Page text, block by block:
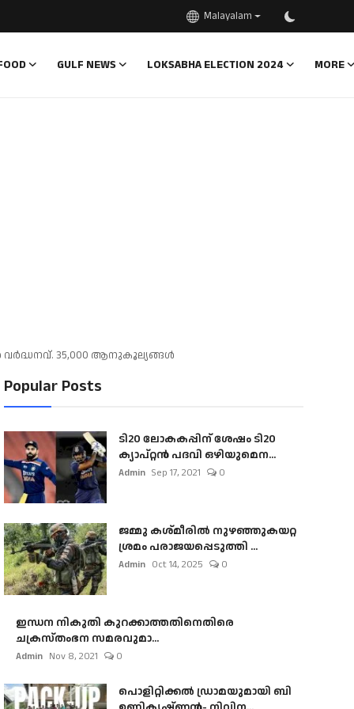
Malayalam
GULF NEWS LOKSABHA ELECTION 2024 MORE
വർദ്ധനവ്. 35,000 ആനുകൂല്യങ്ങൾ
Popular Posts
ടി20 ലോകകപ്പിന് ശേഷം ടി20
ക്യാപ്റ്റൻ പദവി ഒഴിയുമെന...
Admin Sep 17, 2021 0
ജമ്മു കശ്മീരിൽ നുഴഞ്ഞുകയറ്റ
ശ്രമം പരാജയപ്പെടുത്തി ...
Admin Oct 14, 2025 0
ഇന്ധന നികുതി കുറക്കാത്തതിനെതിരെ
ചക്രസ്തംഭന സമരവുമാ...
Admin Nov 8, 2021 0
പൊളിറ്റിക്കല്‍ ഡ്രാമയുമായി ബി